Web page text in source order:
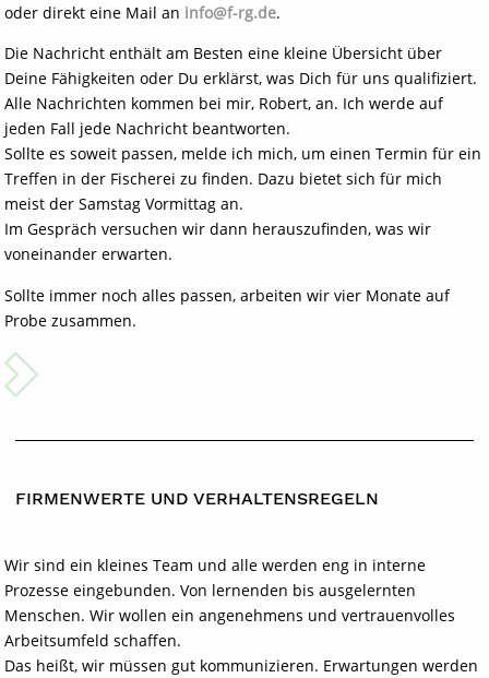
oder direkt eine Mail an info@f-rg.de.
Die Nachricht enthält am Besten eine kleine Übersicht über
Deine Fähigkeiten oder Du erklärst, was Dich für uns qualifiziert.
Alle Nachrichten kommen bei mir, Robert, an. Ich werde auf
jeden Fall jede Nachricht beantworten.
Sollte es soweit passen, melde ich mich, um einen Termin für ein
Treffen in der Fischerei zu finden. Dazu bietet sich für mich
meist der Samstag Vormittag an.
Im Gespräch versuchen wir dann herauszufinden, was wir
voneinander erwarten.
Sollte immer noch alles passen, arbeiten wir vier Monate auf
Probe zusammen.
FIRMENWERTE UND VERHALTENSREGELN
Wir sind ein kleines Team und alle werden eng in interne
Prozesse eingebunden. Von lernenden bis ausgelernten
Menschen. Wir wollen ein angenehmens und vertrauenvolles
Arbeitsumfeld schaffen.
Das heißt, wir müssen gut kommunizieren. Erwartungen werden